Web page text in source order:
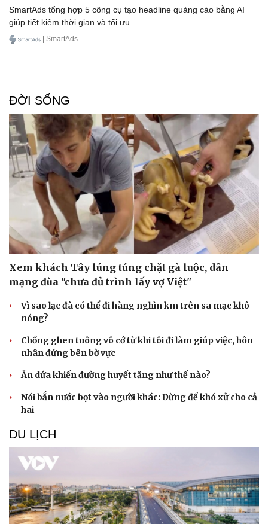
Doanh nhân
Vì cộng đồng
Trải nghiệm
SmartAds tổng hợp 5 công cụ tạo headline quảng cáo bằng AI
giúp tiết kiệm thời gian và tối ưu.
| SmartAds
ĐỜI SỐNG
Xem khách Tây lúng túng chặt gà luộc, dân
mạng đùa "chưa đủ trình lấy vợ Việt"
Vì sao lạc đà có thể đi hàng nghìn km trên sa mạc khô
nóng?
Chồng ghen tuông vô cớ từ khi tôi đi làm giúp việc, hôn
nhân đứng bên bờ vực
Ăn dứa khiến đường huyết tăng như thế nào?
Nói bắn nước bọt vào người khác: Đừng để khó xử cho cả
hai
DU LỊCH